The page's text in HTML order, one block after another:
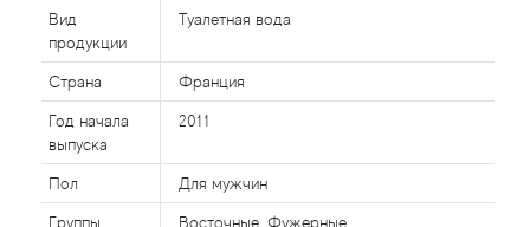
Вид
продукции
Туалетная вода
Страна Франция
Год начала
выпуска
2011
Пол Для мужчин
Группы
Восточные, Фужерные
Aerin Lauder
Affinessence
Afnan
Agatha Ruiz de la Prada